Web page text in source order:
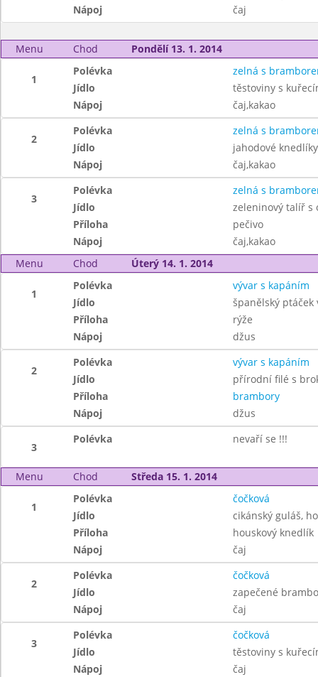
Nápoj
čaj
Menu Chod Pondělí 13. 1. 2014
1
Polévka
zelná s
Jídlo
těstoviny s
Nápoj
čaj,kakao
2
Polévka
zelná s
Jídlo
jahodové
Nápoj
čaj,kakao
3
Polévka
zelná s
Jídlo
zeleninový talíř s
Příloha
pečivo
Nápoj
čaj,kakao
Menu
Chod Úterý 14. 1. 2014
1
Polévka
vývar s kapáním
Jídlo
španělský ptáček
Příloha
rýže
Nápoj
džus
2
Polévka
vývar s kapáním
Jídlo
přírodní filé s
Příloha
brambory
Nápoj
džus
3
Polévka nevaří se !!!
Menu Chod Středa 15. 1. 2014
1
Polévka
čočková
Jídlo
cikánský guláš,
Příloha
houskový knedlík
Nápoj
čaj
2
Polévka
čočková
Jídlo
zapečené
Nápoj
čaj
3
Polévka
čočková
Jídlo
těstoviny s
Nápoj
čaj